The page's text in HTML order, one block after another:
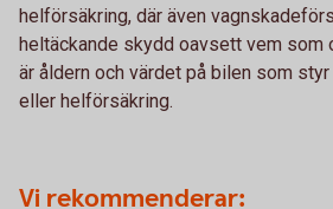
helförsäkring, där även
heltäckande skydd oavsett vem som
är åldern och värdet på bilen som
eller helförsäkring.
Vi rekommenderar: